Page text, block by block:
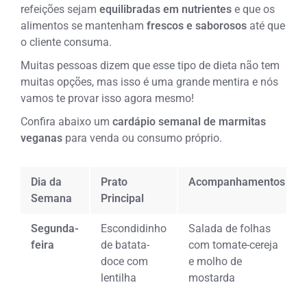
refeições sejamequilibradas em nutrientes e que os
alimentos se mantenham frescos e saborosos até que
o cliente consuma.
Muitas pessoas dizem que esse tipo de dieta não tem
muitas opções, mas isso é uma grande mentira e nós
vamos te provar isso agora mesmo!
Confira abaixo umcardápio semanal de marmitas
veganas para venda ou consumo próprio.
Dia da
Semana
Prato
Principal
Acompanhamentos
Segunda-
feira
Escondidinho
de batata-
doce com
lentilha
Salada de folhas
com tomate-cereja
e molho de
mostarda